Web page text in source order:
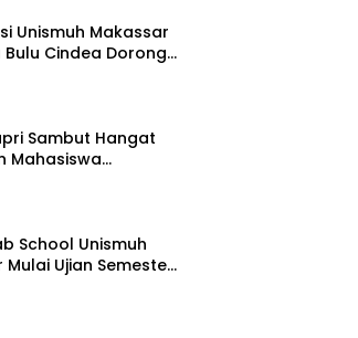
Unismuh Makassar
Bulu Cindea Dorong
Industri
Sambut Hangat
Mahasiswa
School Unismuh
Mulai Ujian Semester,
Evaluasi